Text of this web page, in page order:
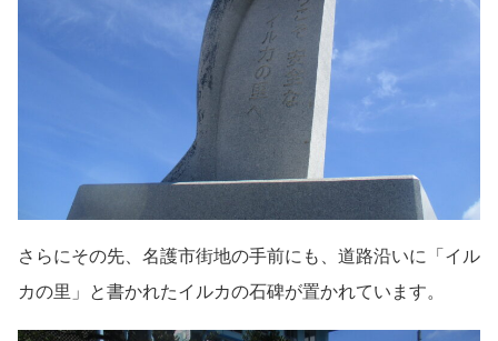
さらにその先、名護市街地の手前にも、道路沿いに「イル
カの里」と書かれたイルカの石碑が置かれています。